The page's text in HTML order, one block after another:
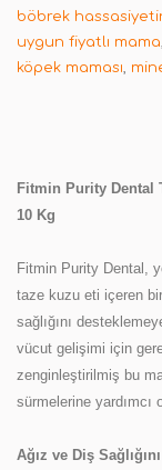
böbrek
uygun fiyatlı mama,
köpek maması,
Fitmin Purity Dental
10 Kg
Fitmin Purity Dental,
taze kuzu eti içeren
sağlığını
vücut gelişimi için
zenginleştirilmiş bu
sürmelerine yardımcı
Ağız ve Diş